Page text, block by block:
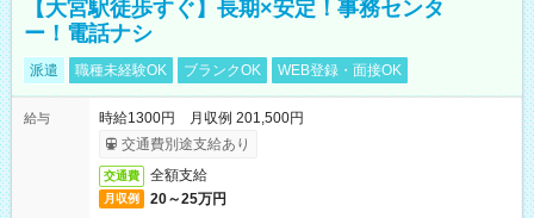
【大宮駅徒歩すぐ】長期×安定！事務センタ
ー！電話ナシ
派遣 職種未経験OK ブランクOK WEB登録・面接OK
給与
時給1300円 月収例 201,500円
交通費別途支給あり
交通費 全額支給
月収例 20～25万円